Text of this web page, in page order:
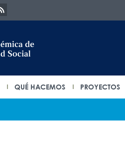
QUÉ HACEMOS PROYECTOS